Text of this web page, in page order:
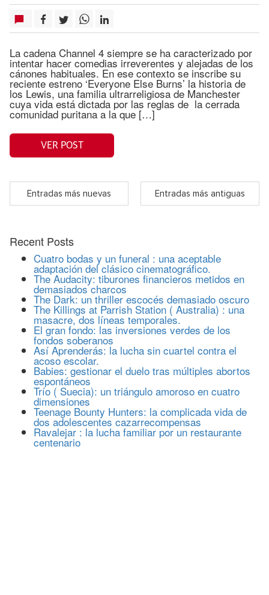
La cadena Channel 4 siempre se ha caracterizado por
intentar hacer comedias irreverentes y alejadas de los
cánones habituales. En ese contexto se inscribe su
reciente estreno ‘Everyone Else Burns’ la historia de
los Lewis, una familia ultrarreligiosa de Manchester
cuya vida está dictada por las reglas de la cerrada
comunidad puritana a la que […]
VER POST
Entradas más nuevas Entradas más antiguas
Recent Posts
Cuatro bodas y un funeral : una aceptable
adaptación del clásico cinematográfico.
The Audacity: tiburones financieros metidos en
demasiados charcos
The Dark: un thriller escocés demasiado oscuro
The Killings at Parrish Station ( Australia) : una
masacre, dos líneas temporales.
El gran fondo: las inversiones verdes de los
fondos soberanos
Así Aprenderás: la lucha sin cuartel contra el
acoso escolar.
Babies: gestionar el duelo tras múltiples abortos
espontáneos
Trío ( Suecia): un triángulo amoroso en cuatro
dimensiones
Teenage Bounty Hunters: la complicada vida de
dos adolescentes cazarrecompensas
Ravalejar : la lucha familiar por un restaurante
centenario